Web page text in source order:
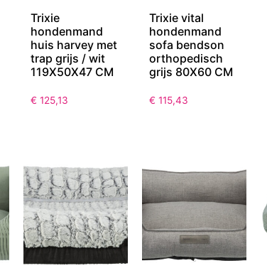
Trixie
hondenmand
huis harvey met
trap grijs / wit
119X50X47 CM
€ 125,13
Trixie vital
hondenmand
sofa bendson
orthopedisch
grijs 80X60 CM
€ 115,43